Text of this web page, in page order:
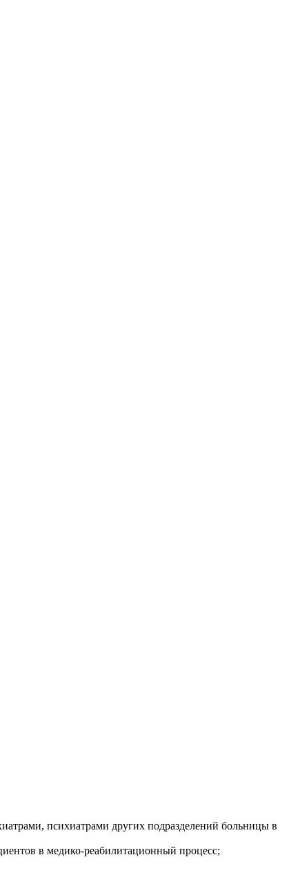
психиатрами других подразделений больницы в
в медико-реабилитационный процесс;